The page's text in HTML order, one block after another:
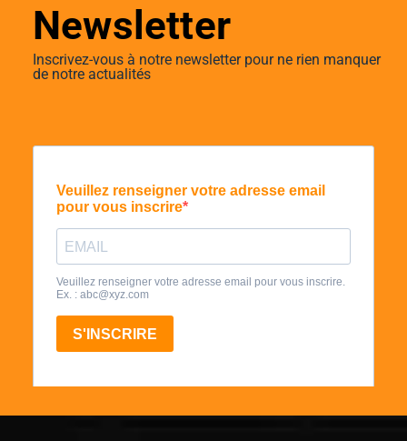
Newsletter
Inscrivez-vous à notre newsletter pour ne rien manquer
de notre actualités